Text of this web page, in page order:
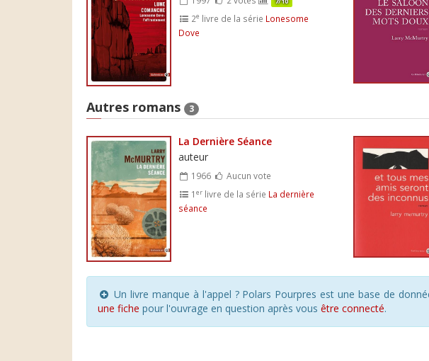
2e livre de la série Lonesome
Dove
Autres romans 3
La Dernière Séance
auteur
1966
Aucun vote
1er livre de la série La dernière
séance
Un livre manque à l'appel ? Polars Pourpres est une base de
une fiche pour l'ouvrage en question après vous être connecté.